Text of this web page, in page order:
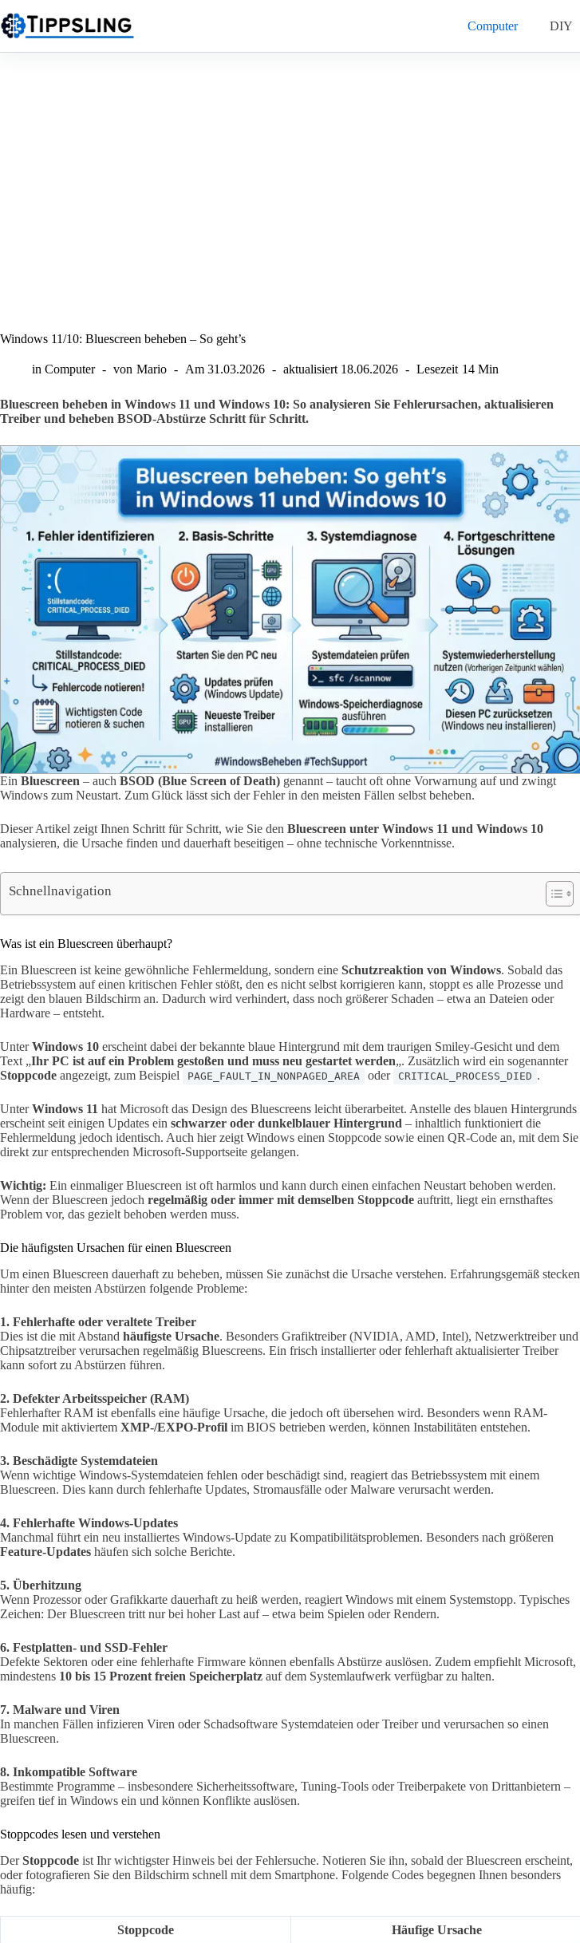
Inhalt
springen
Computer DIY
Windows 11/10: Bluescreen beheben – So geht’s
in Computer von Mario Am 31.03.2026 aktualisiert 18.06.2026 Lesezeit 14 Min
Bluescreen beheben in Windows 11 und Windows 10: So analysieren Sie Fehlerursachen, aktualisieren
Treiber und beheben BSOD-Abstürze Schritt für Schritt.
Ein Bluescreen – auch BSOD (Blue Screen of Death) genannt – taucht oft ohne Vorwarnung auf und zwingt
Windows zum Neustart. Zum Glück lässt sich der Fehler in den meisten Fällen selbst beheben.
Dieser Artikel zeigt Ihnen Schritt für Schritt, wie Sie den Bluescreen unter Windows 11 und Windows 10
analysieren, die Ursache finden und dauerhaft beseitigen – ohne technische Vorkenntnisse.
Schnellnavigation
Was ist ein Bluescreen überhaupt?
Ein Bluescreen ist keine gewöhnliche Fehlermeldung, sondern eine Schutzreaktion von Windows. Sobald das
Betriebssystem auf einen kritischen Fehler stößt, den es nicht selbst korrigieren kann, stoppt es alle Prozesse und
zeigt den blauen Bildschirm an. Dadurch wird verhindert, dass noch größerer Schaden – etwa an Dateien oder
Hardware – entsteht.
UnterWindows 10 erscheint dabei der bekannte blaue Hintergrund mit dem traurigen Smiley-Gesicht und dem
Text „Ihr PC ist auf ein Problem gestoßen und muss neu gestartet werden„. Zusätzlich wird ein sogenannter
Stoppcode angezeigt, zum Beispiel PAGE_FAULT_IN_NONPAGED_AREA oder CRITICAL_PROCESS_DIED .
UnterWindows 11 hat Microsoft das Design des Bluescreens leicht überarbeitet. Anstelle des blauen Hintergrunds
erscheint seit einigen Updates ein schwarzer oder dunkelblauer Hintergrund – inhaltlich funktioniert die
Fehlermeldung jedoch identisch. Auch hier zeigt Windows einen Stoppcode sowie einen QR-Code an, mit dem Sie
direkt zur entsprechenden Microsoft-Supportseite gelangen.
Wichtig: Ein einmaliger Bluescreen ist oft harmlos und kann durch einen einfachen Neustart behoben werden.
Wenn der Bluescreen jedoch regelmäßig oder immer mit demselben Stoppcode auftritt, liegt ein ernsthaftes
Problem vor, das gezielt behoben werden muss.
Die häufigsten Ursachen für einen Bluescreen
Um einen Bluescreen dauerhaft zu beheben, müssen Sie zunächst die Ursache verstehen. Erfahrungsgemäß stecken
hinter den meisten Abstürzen folgende Probleme:
1. Fehlerhafte oder veraltete Treiber
Dies ist die mit Abstand häufigste Ursache. Besonders Grafiktreiber (NVIDIA, AMD, Intel), Netzwerktreiber und
Chipsatztreiber verursachen regelmäßig Bluescreens. Ein frisch installierter oder fehlerhaft aktualisierter Treiber
kann sofort zu Abstürzen führen.
2. Defekter Arbeitsspeicher (RAM)
Fehlerhafter RAM ist ebenfalls eine häufige Ursache, die jedoch oft übersehen wird. Besonders wenn RAM-
Module mit aktiviertem XMP-/EXPO-Profil im BIOS betrieben werden, können Instabilitäten entstehen.
3. Beschädigte Systemdateien
Wenn wichtige Windows-Systemdateien fehlen oder beschädigt sind, reagiert das Betriebssystem mit einem
Bluescreen. Dies kann durch fehlerhafte Updates, Stromausfälle oder Malware verursacht werden.
4. Fehlerhafte Windows-Updates
Manchmal führt ein neu installiertes Windows-Update zu Kompatibilitätsproblemen. Besonders nach größeren
Feature-Updates häufen sich solche Berichte.
5. Überhitzung
Wenn Prozessor oder Grafikkarte dauerhaft zu heiß werden, reagiert Windows mit einem Systemstopp. Typisches
Zeichen: Der Bluescreen tritt nur bei hoher Last auf – etwa beim Spielen oder Rendern.
6. Festplatten- und SSD-Fehler
Defekte Sektoren oder eine fehlerhafte Firmware können ebenfalls Abstürze auslösen. Zudem empfiehlt Microsoft,
mindestens 10 bis 15 Prozent freien Speicherplatz auf dem Systemlaufwerk verfügbar zu halten.
7. Malware und Viren
In manchen Fällen infizieren Viren oder Schadsoftware Systemdateien oder Treiber und verursachen so einen
Bluescreen.
8. Inkompatible Software
Bestimmte Programme – insbesondere Sicherheitssoftware, Tuning-Tools oder Treiberpakete von Drittanbietern –
greifen tief in Windows ein und können Konflikte auslösen.
Stoppcodes lesen und verstehen
DerStoppcode ist Ihr wichtigster Hinweis bei der Fehlersuche. Notieren Sie ihn, sobald der Bluescreen erscheint,
oder fotografieren Sie den Bildschirm schnell mit dem Smartphone. Folgende Codes begegnen Ihnen besonders
häufig:
Stoppcode Häufige Ursache